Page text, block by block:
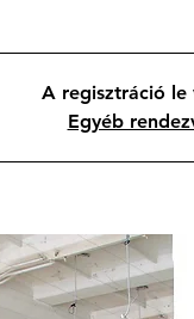
A regisztráció le
Egyéb